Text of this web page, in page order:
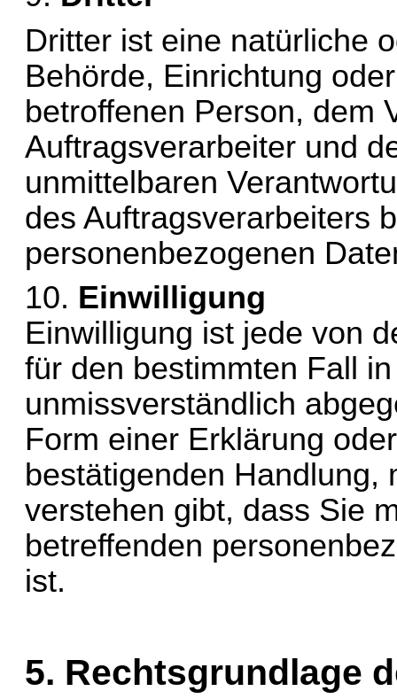
Dritter ist eine natürliche
Behörde, Einrichtung
betroffenen Person, dem
Auftragsverarbeiter und
unmittelbaren
des Auftragsverarbeiters
personenbezogenen
10. Einwilligung
Einwilligung ist jede von
für den bestimmten Fall
unmissverständlich
Form einer Erklärung
bestätigenden Handlung,
verstehen gibt, dass Sie
betreffenden
ist.
5. Rechtsgrundlage